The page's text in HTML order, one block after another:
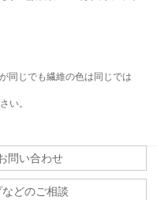
同じでも繊維の色は同じでは
い。
問い合わせ
どのご相談